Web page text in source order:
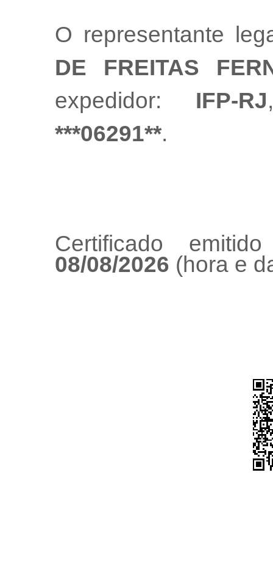
O representante
DE FREITAS
expedidor: IFP-RJ
***06291**.
Certificado
08/08/2026 (hora e